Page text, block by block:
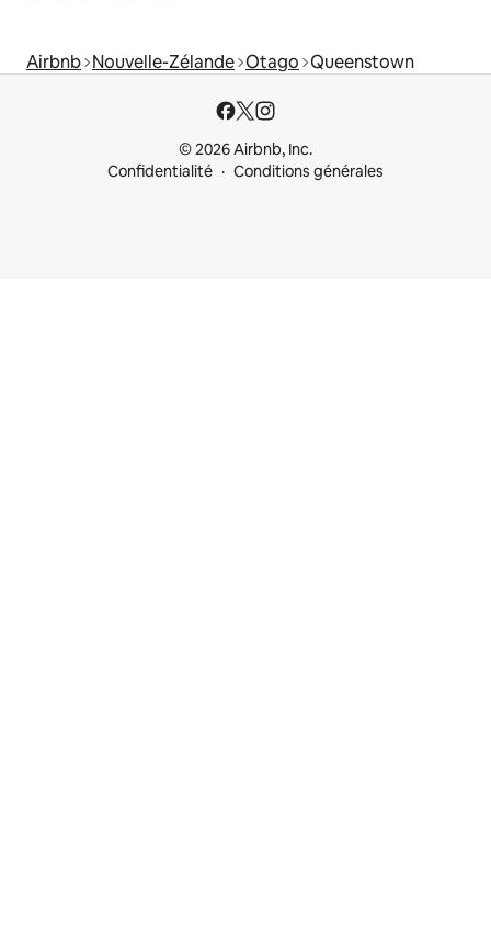
Airbnb Nouvelle-Zélande Otago Queenstown
© 2026 Airbnb, Inc.
Confidentialité
Conditions générales